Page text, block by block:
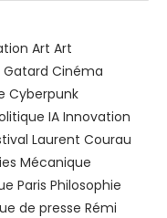
Art Art
Cinéma
Cyberpunk
IA Innovation
Laurent Courau
Mécanique
Paris Philosophie
de presse Rémi